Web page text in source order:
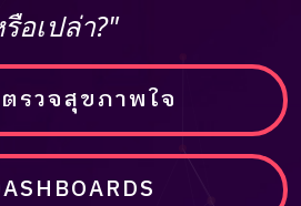
อเปล่า?"
ตรวจสุขภาพใจ